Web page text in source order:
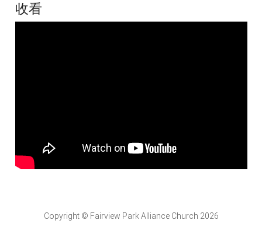
收看
Copyright © Fairview Park Alliance Church 2026